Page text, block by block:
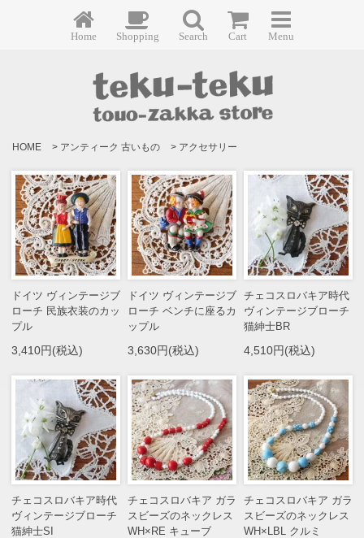
Home Shopping Search Cart Menu
HOME > アンティーク 古いもの > アクセサリー
ドイツ ヴィンテージブ
ローチ 民族衣装のカッ
プル
3,410円(税込)
ドイツ ヴィンテージブ
ローチ ベンチに座るカ
ップル
3,630円(税込)
チェコスロバキア時代
ヴィンテージブローチ
猫紳士BR
4,510円(税込)
チェコスロバキア時代
ヴィンテージブローチ
猫紳士SI
チェコスロバキア ガラ
スビーズのネックレス
WH×RE キューブ
チェコスロバキア ガラ
スビーズのネックレス
WH×LBL クルミ